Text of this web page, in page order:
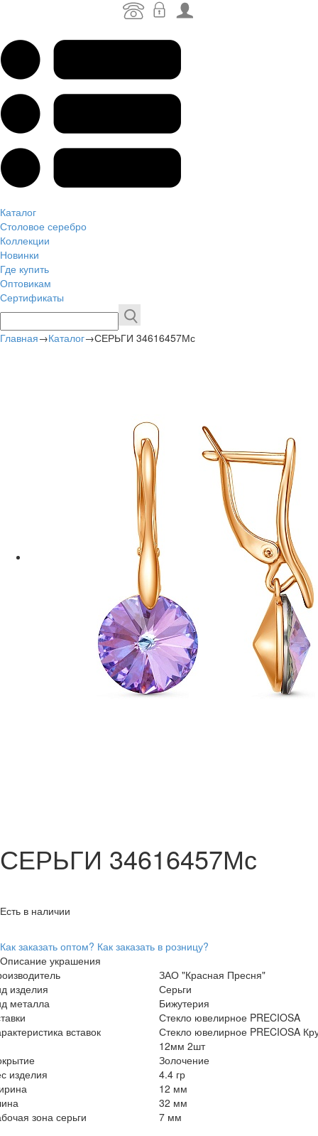
Каталог
Столовое серебро
Коллекции
Новинки
Где купить
Оптовикам
Сертификаты
Главная→Каталог→СЕРЬГИ 34616457Мс
СЕРЬГИ 34616457Мс
Есть в наличии
Как заказать оптом? Как заказать в розницу?
Описание украшения
ЗАО "Красная Пресня"
изделия
Серьги
металла
Бижутерия
Стекло ювелирное PRECIOSA
вставок
Стекло ювелирное PRECIOSA
12мм 2шт
Золочение
изделия
4.4 гр
12 мм
32 мм
зона серьги
7 мм